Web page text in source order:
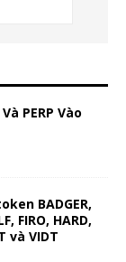
PERP Vào
BADGER,
FIRO, HARD,
và VIDT